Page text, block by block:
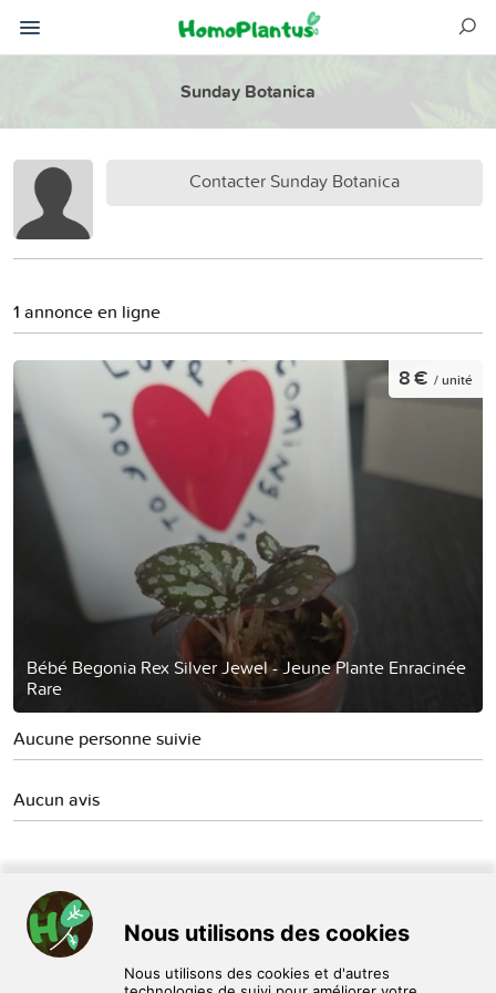
Sunday Botanica
Contacter Sunday Botanica
1 annonce en ligne
Bébé Begonia Rex Silver Jewel - Jeune Plante Enracinée
Rare
8 € / unité
Aucune personne suivie
Aucun avis